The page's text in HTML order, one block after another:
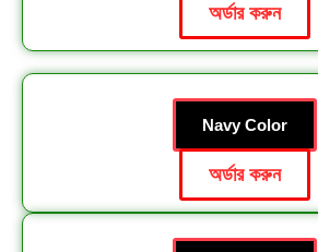
অর্ডার করুন
Navy Color
অর্ডার করুন